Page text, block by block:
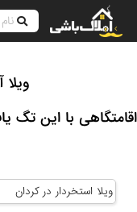
اقامتگاهی با این تگ
ویلا استخردار در کردان